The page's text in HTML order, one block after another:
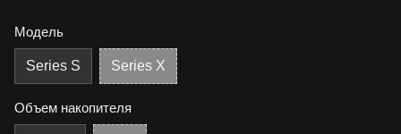
Модель
Series S Series X
Объем накопителя